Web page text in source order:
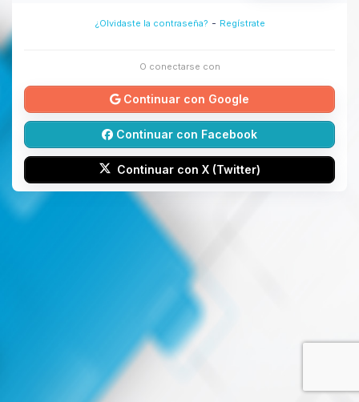
¿Olvidaste la contraseña? - Regístrate
O conectarse con
Continuar con Google
Continuar con Facebook
Continuar con X (Twitter)